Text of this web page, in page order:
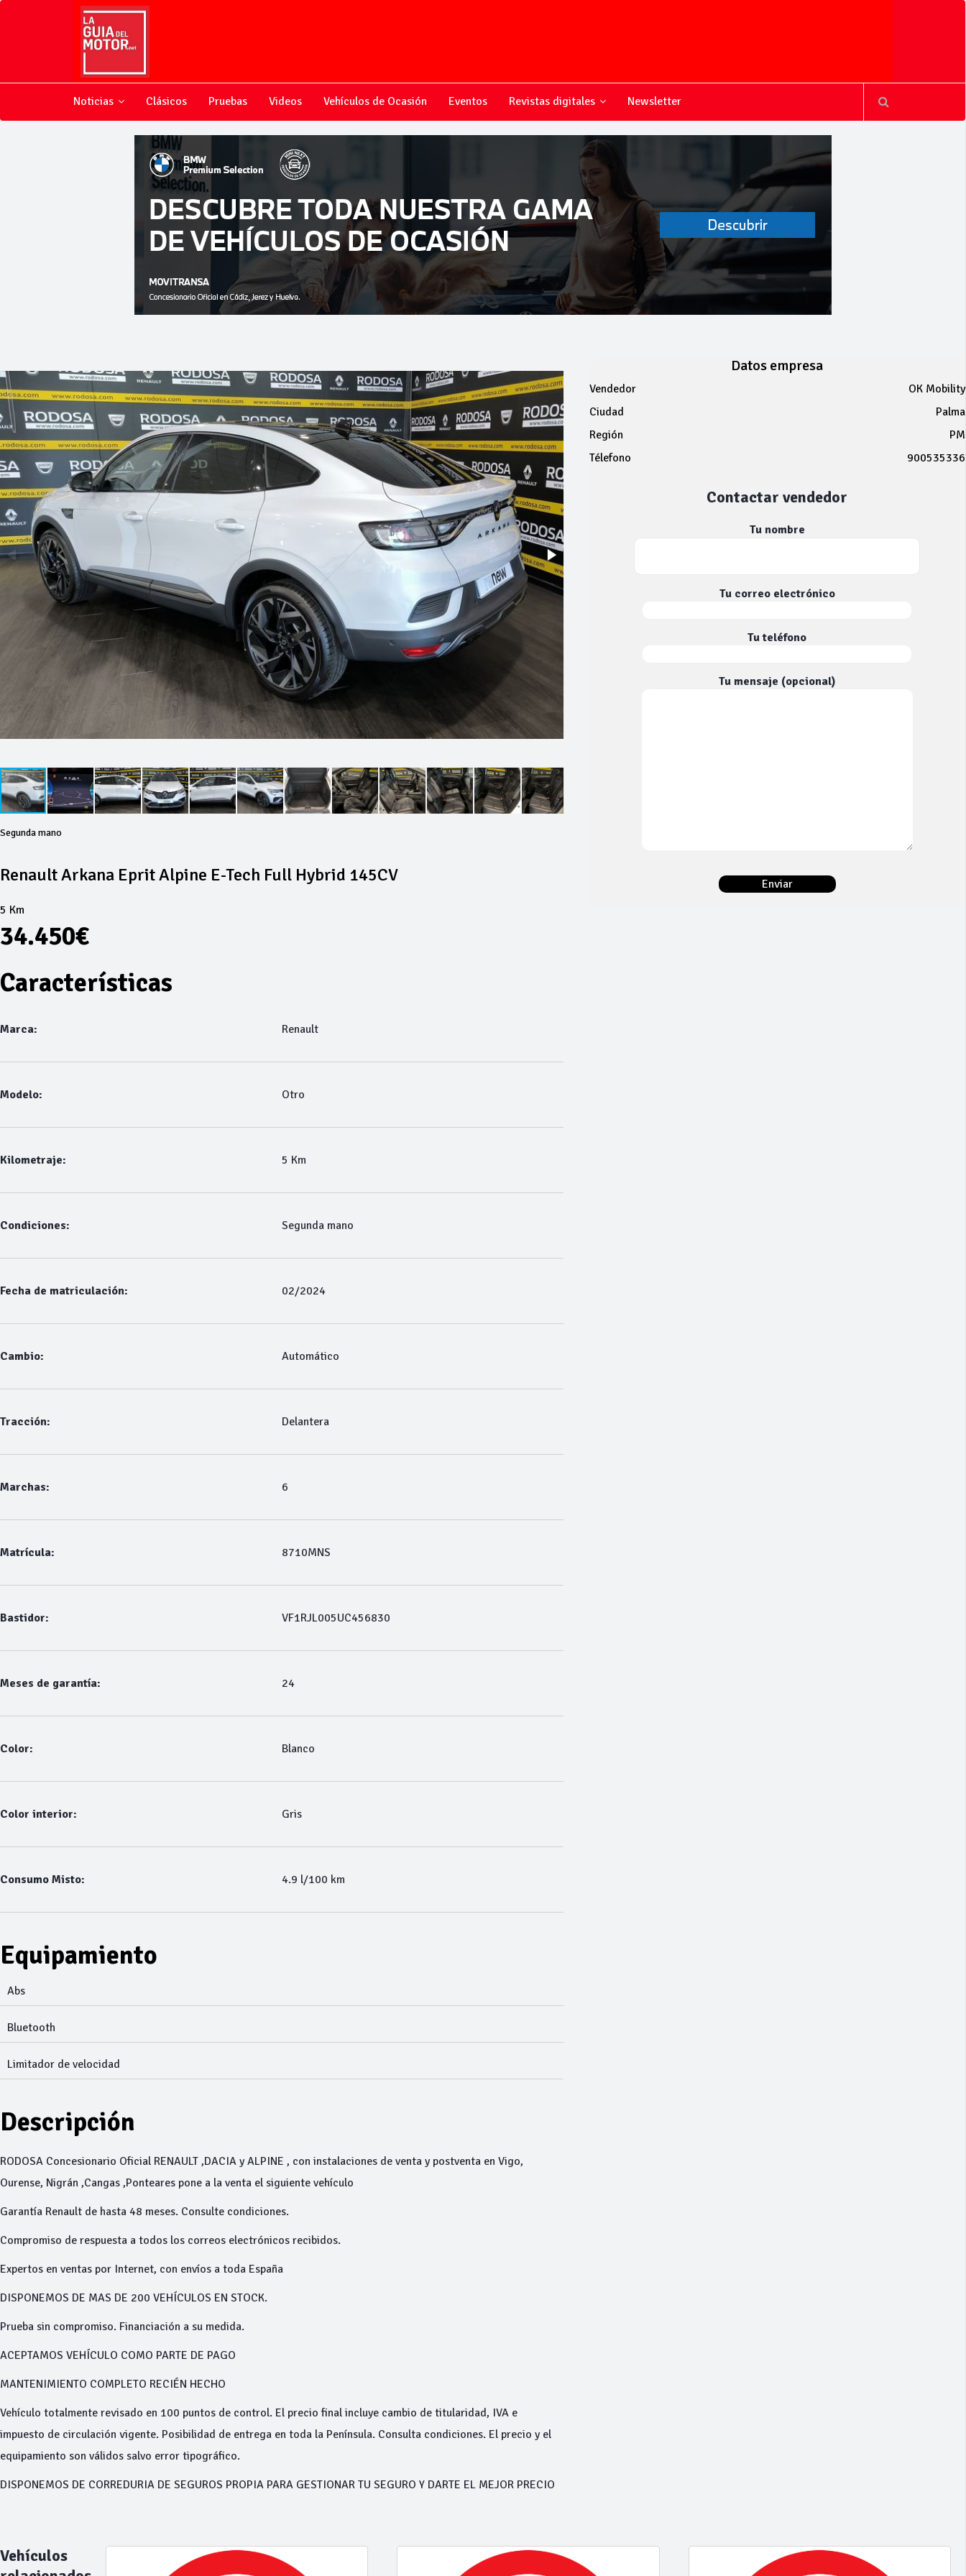
Noticias Clásicos Pruebas Videos Vehículos de Ocasión Eventos Revistas digitales Newsletter
Segunda mano
Renault Arkana Eprit Alpine E-Tech Full Hybrid 145CV
5 Km
34.450€
Características
Marca: Renault
Modelo: Otro
Kilometraje: 5 Km
Condiciones: Segunda mano
Fecha de matriculación: 02/2024
Cambio: Automático
Tracción: Delantera
Marchas: 6
Matrícula: 8710MNS
Bastidor: VF1RJL005UC456830
Meses de garantía: 24
Color: Blanco
Color interior: Gris
Consumo Misto: 4.9 l/100 km
Equipamiento
Abs
Bluetooth
Limitador de velocidad
Descripción
RODOSA Concesionario Oficial RENAULT ,DACIA y ALPINE , con instalaciones de venta y postventa en Vigo,
Ourense, Nigrán ,Cangas ,Ponteares pone a la venta el siguiente vehículo
Garantía Renault de hasta 48 meses. Consulte condiciones.
Compromiso de respuesta a todos los correos electrónicos recibidos.
Expertos en ventas por Internet, con envíos a toda España
DISPONEMOS DE MAS DE 200 VEHÍCULOS EN STOCK.
Prueba sin compromiso. Financiación a su medida.
ACEPTAMOS VEHÍCULO COMO PARTE DE PAGO
MANTENIMIENTO COMPLETO RECIÉN HECHO
Vehículo totalmente revisado en 100 puntos de control. El precio final incluye cambio de titularidad, IVA e
impuesto de circulación vigente. Posibilidad de entrega en toda la Península. Consulta condiciones. El precio y el
equipamiento son válidos salvo error tipográfico.
DISPONEMOS DE CORREDURIA DE SEGUROS PROPIA PARA GESTIONAR TU SEGURO Y DARTE EL MEJOR PRECIO
Datos empresa
Vendedor
OK Mobility
Ciudad
Palma
Región
PM
Télefono
900535336
Contactar vendedor
Tu nombre
Tu correo electrónico
Tu teléfono
Tu mensaje (opcional)
Vehículos